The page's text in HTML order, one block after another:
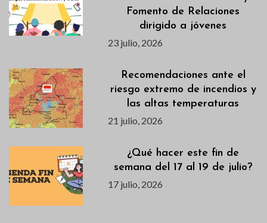
Fomento de Relaciones
dirigido a jóvenes
23 julio, 2026
Recomendaciones ante el
riesgo extremo de incendios y
las altas temperaturas
21 julio, 2026
¿Qué hacer este fin de
semana del 17 al 19 de julio?
17 julio, 2026